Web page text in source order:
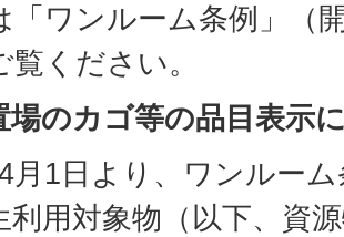
ワンルーム条例 」（
覧ください。
場のカゴ等の品目表示
月1日より、ワンルー
利用対象物（以下、資